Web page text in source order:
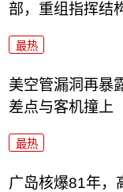
部，重组指挥结
最热
美空管漏洞再暴
差点与客机撞上
最热
广岛核爆81年，